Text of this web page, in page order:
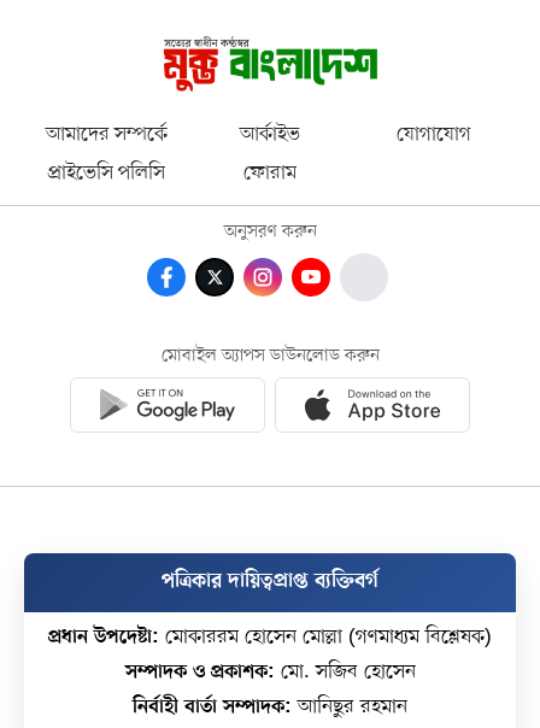
আমাদের সম্পর্কে আর্কাইভ
যোগাযোগ
প্রাইভেসি পলিসি
ফোরাম
অনুসরণ করুন
মোবাইল অ্যাপস ডাউনলোড করুন
পত্রিকার দায়িত্বপ্রাপ্ত ব্যক্তিবর্গ
প্রধান উপদেষ্টা: মোকাররম হোসেন মোল্লা (গণমাধ্যম বিশ্লেষক)
সম্পাদক ও প্রকাশক: মো. সজিব হোসেন
নির্বাহী বার্তা সম্পাদক: আনিছুর রহমান